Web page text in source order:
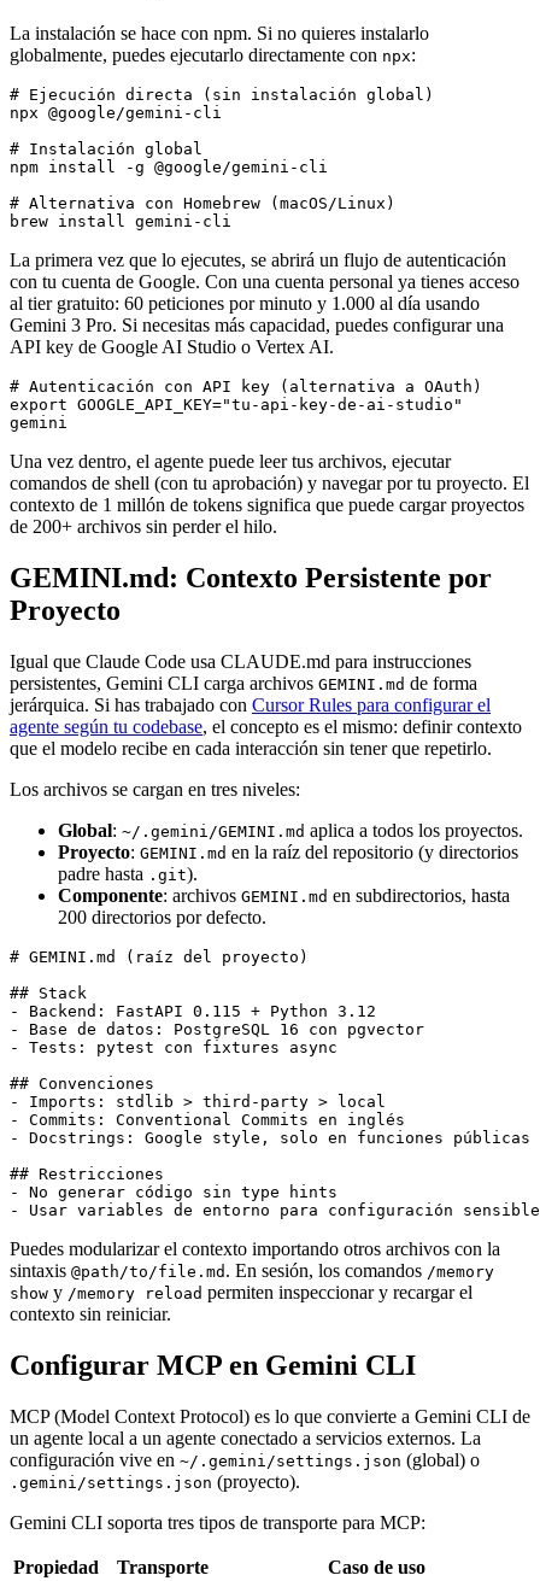
La instalación se hace con npm. Si no quieres instalarlo
globalmente, puedes ejecutarlo directamente con npx:
# Ejecución directa (sin instalación global)
npx @google/gemini-cli
# Instalación global
npm install -g @google/gemini-cli
# Alternativa con Homebrew (macOS/Linux)
La primera vez que lo ejecutes, se abrirá un flujo de autenticación
con tu cuenta de Google. Con una cuenta personal ya tienes acceso
al tier gratuito: 60 peticiones por minuto y 1.000 al día usando
Gemini 3 Pro. Si necesitas más capacidad, puedes configurar una
API key de Google AI Studio o Vertex AI.
# Autenticación con API key (alternativa a OAuth)
export GOOGLE_API_KEY="tu-api-key-de-ai-studio"
Una vez dentro, el agente puede leer tus archivos, ejecutar
comandos de shell (con tu aprobación) y navegar por tu proyecto. El
contexto de 1 millón de tokens significa que puede cargar proyectos
de 200+ archivos sin perder el hilo.
GEMINI.md: Contexto Persistente por
Proyecto
Igual que Claude Code usa CLAUDE.md para instrucciones
persistentes, Gemini CLI carga archivos GEMINI.md de forma
jerárquica. Si has trabajado con Cursor Rules para configurar el
agente según tu codebase, el concepto es el mismo: definir contexto
que el modelo recibe en cada interacción sin tener que repetirlo.
Los archivos se cargan en tres niveles:
Global: ~/.gemini/GEMINI.md aplica a todos los proyectos.
Proyecto: GEMINI.md en la raíz del repositorio (y directorios
padre hasta .git).
Componente: archivos GEMINI.md en subdirectorios, hasta
200 directorios por defecto.
# GEMINI.md (raíz del proyecto)
## Stack
- Backend: FastAPI 0.115 + Python 3.12
- Base de datos: PostgreSQL 16 con pgvector
- Tests: pytest con fixtures async
## Convenciones
- Imports: stdlib > third-party > local
- Commits: Conventional Commits en inglés
- Docstrings: Google style, solo en funciones públicas
## Restricciones
- No generar código sin type hints
Puedes modularizar el contexto importando otros archivos con la
sintaxis @path/to/file.md . En sesión, los comandos /memory
show y /memory reload permiten inspeccionar y recargar el
contexto sin reiniciar.
Configurar MCP en Gemini CLI
MCP (Model Context Protocol) es lo que convierte a Gemini CLI de
un agente local a un agente conectado a servicios externos. La
configuración vive en ~/.gemini/settings.json (global) o
.gemini/settings.json (proyecto).
Gemini CLI soporta tres tipos de transporte para MCP:
Propiedad Transporte Caso de uso